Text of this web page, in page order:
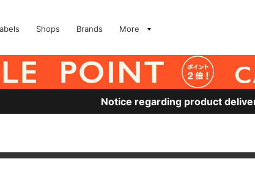
Shops Brands More
Notice regarding product